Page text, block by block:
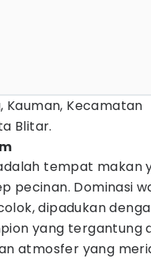
Kauman, Kecamatan
Blitar.
tempat makan
pecinan. Dominasi
dipadukan
yang tergantung
atmosfer yang